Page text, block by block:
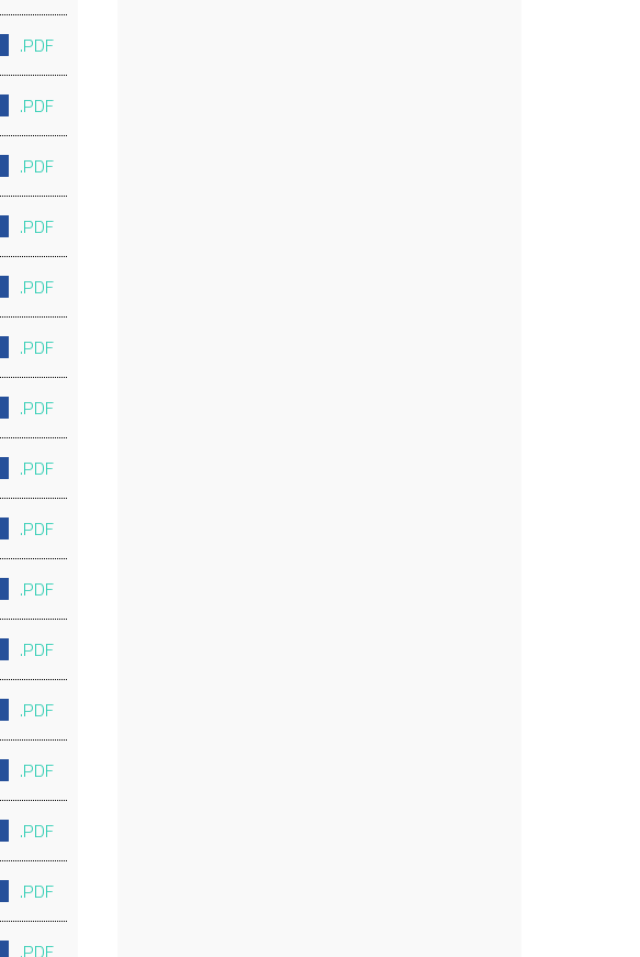
.PDF
.PDF
.PDF
.PDF
.PDF
.PDF
.PDF
.PDF
.PDF
.PDF
.PDF
.PDF
.PDF
.PDF
.PDF
.PDF